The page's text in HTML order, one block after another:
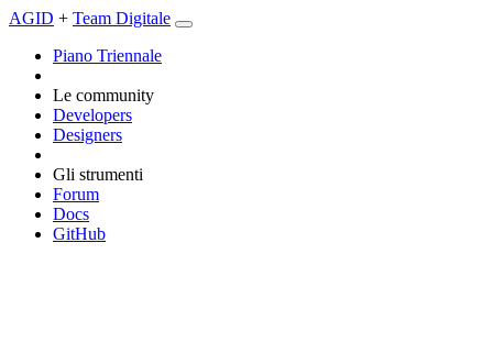
AGID + Team Digitale
Piano Triennale
Le community
Developers
Designers
Gli strumenti
Forum
Docs
GitHub